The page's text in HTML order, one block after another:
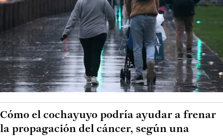
Cómo el cochayuyo podría ayudar a frenar
la propagación del cáncer, según una